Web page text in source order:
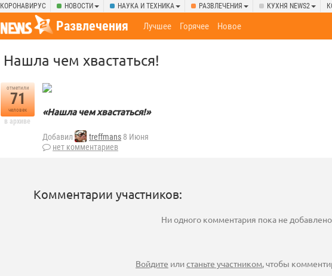
КОРОНАВИРУС НОВОСТИ НАУКА И ТЕХНИКА РАЗВЛЕЧЕНИЯ КУХНЯ NEWS2
Развлечения Лучшее Горячее Новое
Нашла чем хвастаться!
отметили
71
человек
в архиве
«Нашла чем хвастаться!»
Добавил treffmans 8 Июня
нет комментариев
Комментарии участников:
Ни одного комментария пока не добавлено
Войдите илистаньте участником, чтобы